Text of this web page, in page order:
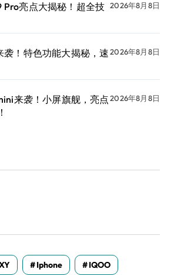
Pro亮点大揭秘！超全技 2026年8月8日
袭！特色功能大揭秘，速2026年8月8日
来袭！小屏旗舰，亮点2026年8月8日
Iphone IQOO